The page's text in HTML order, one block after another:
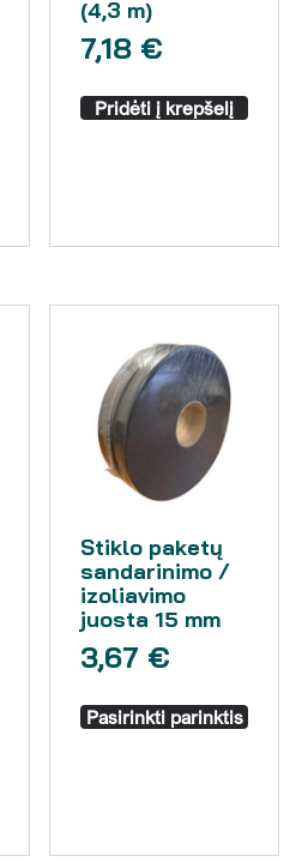
(4,3 m)
7,18 €
Pridėti į krepšelį
Stiklo paketų
sandarinimo /
izoliavimo
juosta 15 mm
3,67 €
Pasirinkti parinktis